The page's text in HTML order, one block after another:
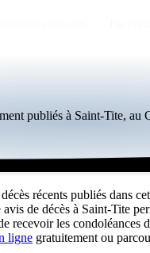
publiés à Saint-Tite,
récents publiés dans
de décès à Saint-Tite
recevoir les condoléances
ligne gratuitement ou